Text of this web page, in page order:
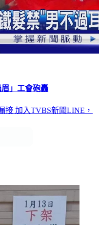
」工會砲轟
接 加入TVBS新聞LINE，